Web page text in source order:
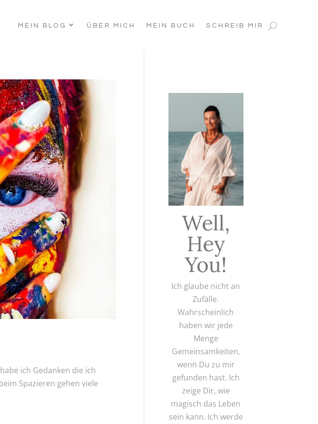
MEIN BLOG ÜBER MICH MEIN BUCH SCHREIB MIR
ich Gedanken die ich
Spazieren gehen viele
Well,
Hey
You!
Ich glaube nicht an
Zufälle.
Wahrscheinlich
haben wir jede
Menge
Gemeinsamkeiten,
wenn Du zu mir
gefunden hast. Ich
zeige Dir, wie
magisch das Leben
sein kann. Ich werde